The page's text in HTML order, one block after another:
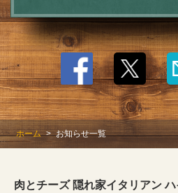
ホーム お知らせ一覧
肉とチーズ 隠れ家イタリアン